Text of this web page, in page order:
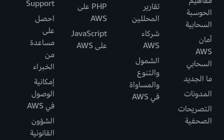
الحوسبة
السحابية
أمان
AWS
السحابي
ما الجديد
المدونات
التصريحات
الصحفية
تقارير
المحللين
شركاء
AWS
الشمول
والتنوع
والمساواة
في AWS
PHP على
AWS
JavaScript
على AWS
Support
احصل
على
مساعدة
من
الخبراء
إمكانية
الوصول
في AWS
الشؤون
القانونية